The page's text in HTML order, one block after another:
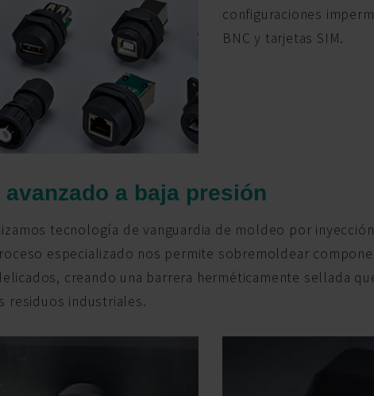
configuraciones
BNC y tarjetas SIM.
a baja presión
tecnología de vanguardia de moldeo por
especializado nos permite sobremoldear
creando una barrera herméticamente sellada
residuos industriales.